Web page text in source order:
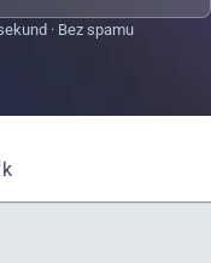
· Bez spamu